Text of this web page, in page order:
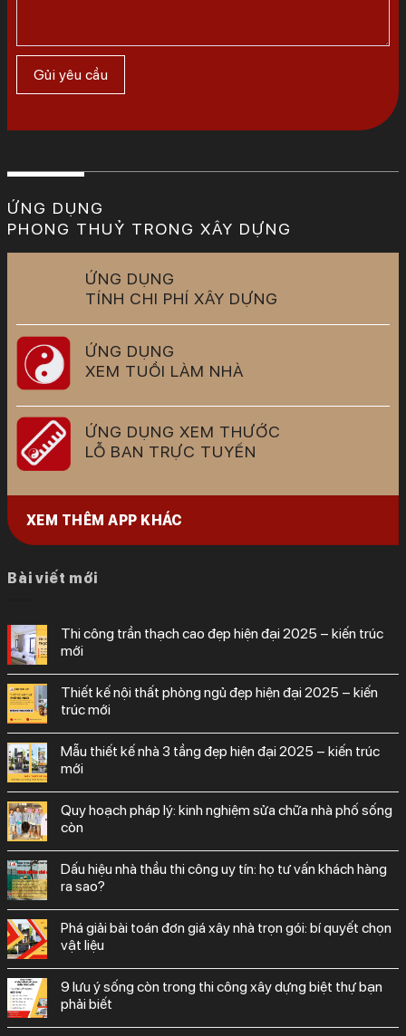
ỨNG DỤNG
PHONG THUỶ TRONG XÂY DỰNG
ỨNG DỤNG
TÍNH CHI PHÍ XÂY DỰNG
ỨNG DỤNG
XEM TUỔI LÀM NHÀ
ỨNG DỤNG XEM THƯỚC
LỖ BAN TRỰC TUYẾN
XEM THÊM APP KHÁC
Bài viết mới
thi công trần thạch cao đẹp hiện đại 2025 – kiến trúc
mới
thiết kế nội thất phòng ngủ đẹp hiện đại 2025 – kiến
trúc mới
mẫu thiết kế nhà 3 tầng đẹp hiện đại 2025 – kiến trúc
mới
quy hoạch pháp lý: kinh nghiệm sửa chữa nhà phố sống
còn
dấu hiệu nhà thầu thi công uy tín: họ tư vấn khách hàng
ra sao?
phá giải bài toán đơn giá xây nhà trọn gói: bí quyết chọn
vật liệu
9 lưu ý sống còn trong thi công xây dựng biệt thự bạn
phải biết